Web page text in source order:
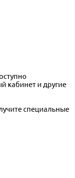
кабинет и другие
специальные